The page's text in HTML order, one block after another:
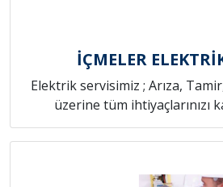
İÇMELER
Elektrik servisimiz ; Arıza,
üzerine tüm ihtiyaçlarınızı